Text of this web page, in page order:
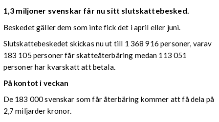
1,3 miljoner svenskar får nu sitt slutskattebesked.
Beskedet gäller dem som inte fick det i april eller juni.
Slutskattebeskedet skickas nu ut till 1 368 916 personer, varav
183 105 personer får skatteåterbäring medan 113 051
personer har kvarskatt att betala.
På kontot i veckan
De 183 000 svenskar som får återbäring kommer att få dela på
2,7 miljarder kronor.